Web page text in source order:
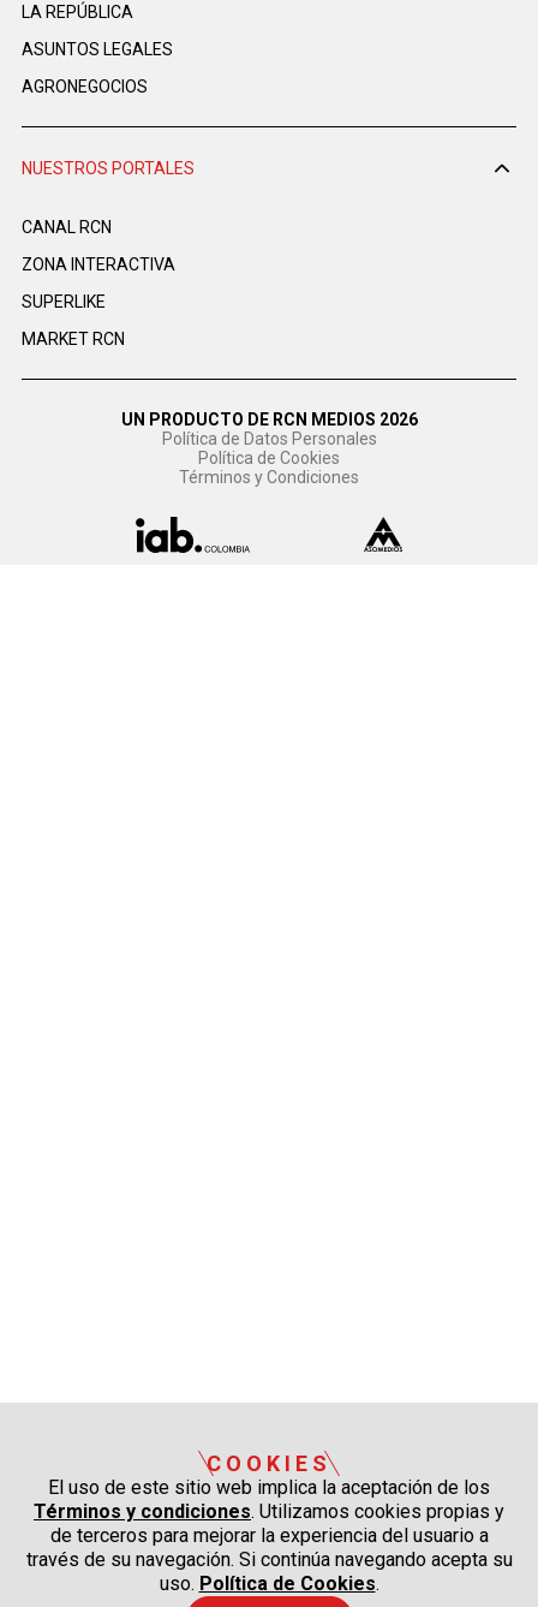
LA REPÚBLICA
ASUNTOS LEGALES
AGRONEGOCIOS
NUESTROS PORTALES
CANAL RCN
ZONA INTERACTIVA
SUPERLIKE
MARKET RCN
UN PRODUCTO DE RCN MEDIOS 2026
Política de Datos Personales
Política de Cookies
Términos y Condiciones
COOKIES
El uso de este sitio web implica la aceptación de los
Términos y condiciones. Utilizamos cookies propias y
de terceros para mejorar la experiencia del usuario a
través de su navegación. Si continúa navegando acepta su
uso. Política de Cookies.